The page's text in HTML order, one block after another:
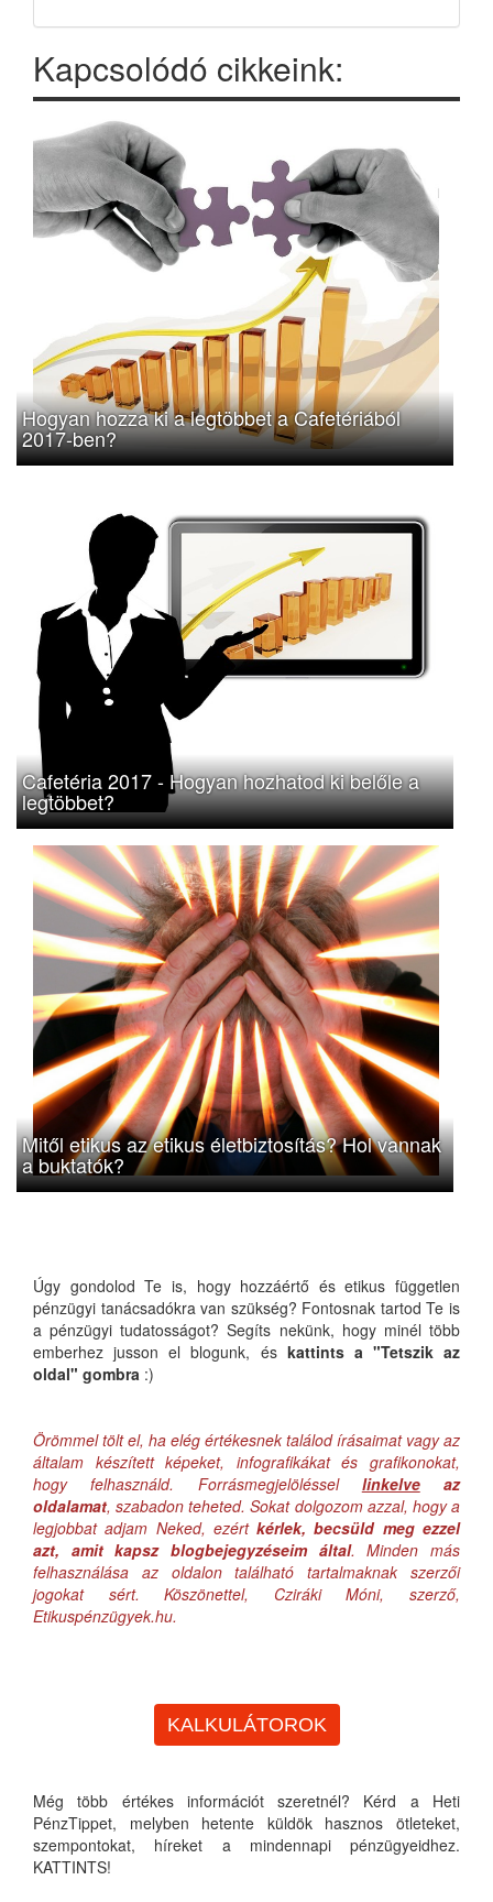
Kapcsolódó cikkeink:
Hogyan hozza ki a legtöbbet a Cafetériából
2017-ben?
Cafetéria 2017 - Hogyan hozhatod ki belőle a
legtöbbet?
Mitől etikus az etikus életbiztosítás? Hol vannak
a buktatók?
Úgy gondolod Te is, hogy hozzáértő és etikus független
pénzügyi tanácsadókra van szükség? Fontosnak tartod Te is
a pénzügyi tudatosságot? Segíts nekünk, hogy minél több
emberhez jusson el blogunk, és kattints a "Tetszik az
oldal" gombra :)
Örömmel tölt el, ha elég értékesnek találod írásaimat vagy az
általam készített képeket, infografikákat és grafikonokat,
hogy felhasználd. Forrásmegjelöléssel linkelveaz
oldalamat, szabadon teheted. Sokat dolgozom azzal, hogy a
legjobbat adjam Neked, ezértkérlek, becsüld meg ezzel
azt, amit kapsz blogbejegyzéseim által. Minden más
felhasználása az oldalon található tartalmaknak szerzői
jogokat sért. Köszönettel, Cziráki Móni, szerző,
Etikuspénzügyek.hu.
KALKULÁTOROK
Még több értékes információt szeretnél? Kérd a Heti
PénzTippet, melyben hetente küldök hasznos ötleteket,
szempontokat, híreket a mindennapi pénzügyeidhez.
KATTINTS!